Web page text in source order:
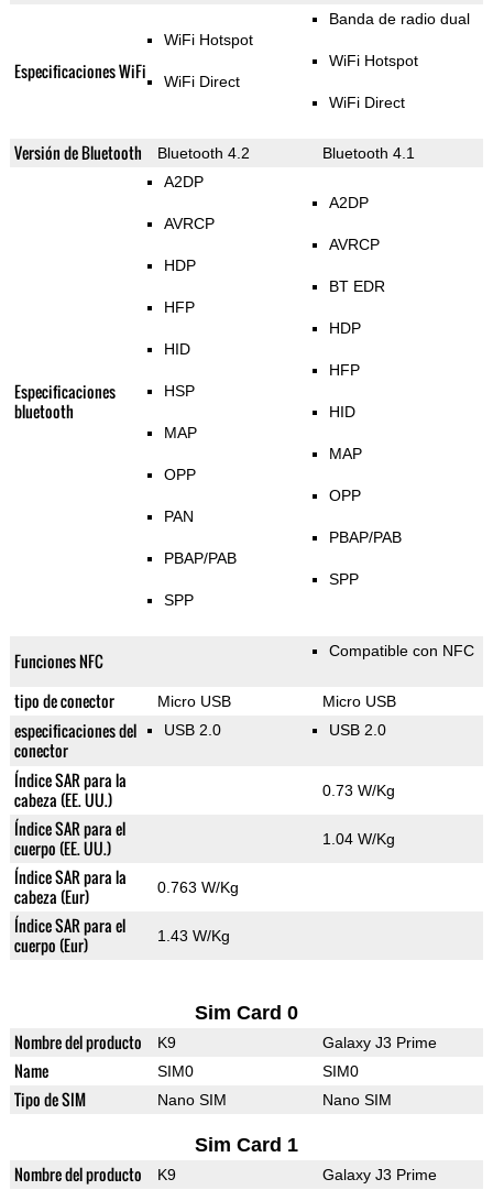
Especificaciones WiFi
WiFi Hotspot
WiFi Direct
Banda de radio dual
WiFi Hotspot
WiFi Direct
Versión de Bluetooth Bluetooth 4.2 Bluetooth 4.1
Especificaciones
bluetooth
A2DP
AVRCP
HDP
HFP
HID
HSP
MAP
OPP
PAN
PBAP/PAB
SPP
A2DP
AVRCP
BT EDR
HDP
HFP
HID
MAP
OPP
PBAP/PAB
SPP
Funciones NFC Compatible con NFC
tipo de conector Micro USB Micro USB
especificaciones del
conector
USB 2.0 USB 2.0
Índice SAR para la
cabeza (EE. UU.)
0.73 W/Kg
Índice SAR para el
cuerpo (EE. UU.)
1.04 W/Kg
Índice SAR para la
cabeza (Eur)
0.763 W/Kg
Índice SAR para el
cuerpo (Eur)
1.43 W/Kg
Sim Card 0
Nombre del producto K9 Galaxy J3 Prime
Name SIM0 SIM0
Tipo de SIM Nano SIM Nano SIM
Sim Card 1
Nombre del producto K9 Galaxy J3 Prime